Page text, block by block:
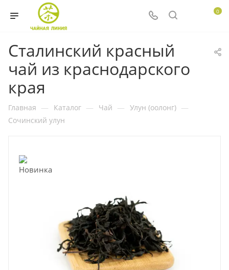
0
Сталинский красный
чай из краснодарского
края
Главная — Каталог — Чай — Улун (оолонг) —
Сочинский улун